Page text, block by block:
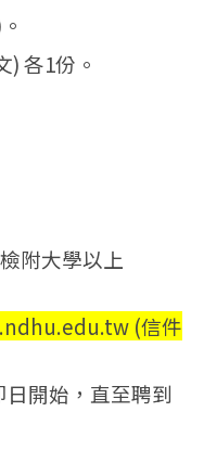
各1份。
附大學以上
(信件
開始，直至聘到